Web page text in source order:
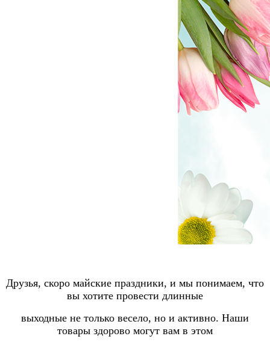
Друзья, скоро майские праздники, и мы понимаем, что
вы хотите провести длинные
выходные не только весело, но и активно. Наши
товары здорово могут вам в этом